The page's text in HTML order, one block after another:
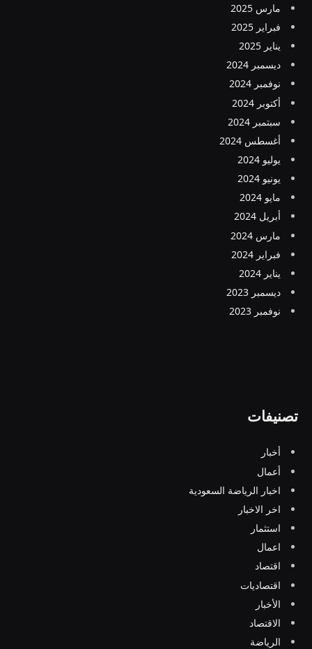
مارس 2025
فبراير 2025
يناير 2025
ديسمبر 2024
نوفمبر 2024
أكتوبر 2024
سبتمبر 2024
أغسطس 2024
يوليو 2024
يونيو 2024
مايو 2024
أبريل 2024
مارس 2024
فبراير 2024
يناير 2024
ديسمبر 2023
نوفمبر 2023
تصنيفات
أخبار
أعمال
اخبار الرياضة السعودية
اخر الاخبار
استثمار
اعمال
اقتصاد
اقتصاديات
الأخبار
الاقتصاد
الرياضة